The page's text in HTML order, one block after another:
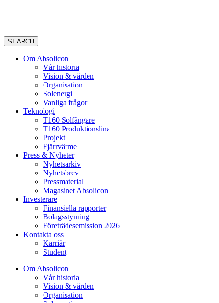
SEARCH
Om Absolicon
Vår historia
Vision & värden
Organisation
Solenergi
Vanliga frågor
Teknologi
T160 Solfångare
T160 Produktionslina
Projekt
Fjärrvärme
Press & Nyheter
Nyhetsarkiv
Nyhetsbrev
Pressmaterial
Magasinet Absolicon
Investerare
Finansiella rapporter
Bolagsstyrning
Företrädesemission 2026
Kontakta oss
Karriär
Student
Om Absolicon
Vår historia
Vision & värden
Organisation